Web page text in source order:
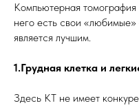
Компьютерная
него есть свои «любимые»
является лучшим.
1.Грудная клетка и
Здесь КТ не имеет